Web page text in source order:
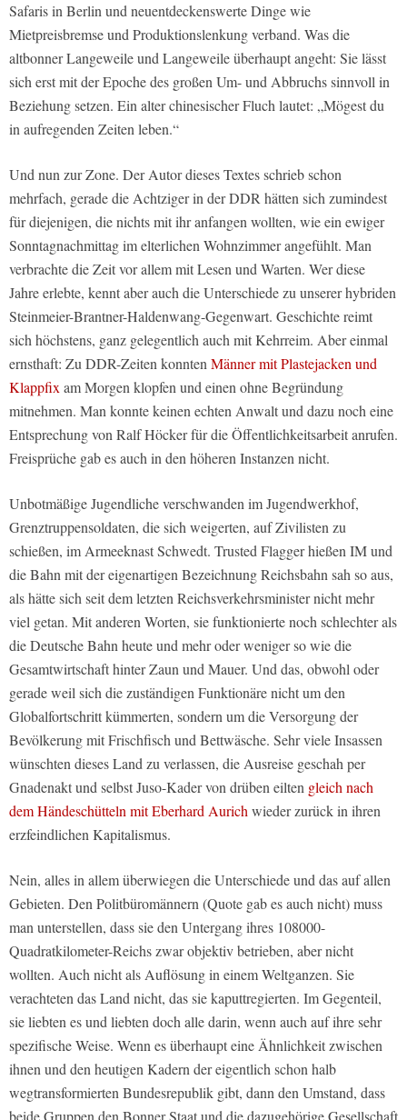
Safaris in Berlin und neuentdeckenswerte Dinge wie
Mietpreisbremse und Produktionslenkung verband. Was die
altbonner Langeweile und Langeweile überhaupt angeht: Sie lässt
sich erst mit der Epoche des großen Um- und Abbruchs sinnvoll in
Beziehung setzen. Ein alter chinesischer Fluch lautet: „Mögest du
in aufregenden Zeiten leben.“
Und nun zur Zone. Der Autor dieses Textes schrieb schon
mehrfach, gerade die Achtziger in der DDR hätten sich zumindest
für diejenigen, die nichts mit ihr anfangen wollten, wie ein ewiger
Sonntagnachmittag im elterlichen Wohnzimmer angefühlt. Man
verbrachte die Zeit vor allem mit Lesen und Warten. Wer diese
Jahre erlebte, kennt aber auch die Unterschiede zu unserer hybriden
Steinmeier-Brantner-Haldenwang-Gegenwart. Geschichte reimt
sich höchstens, ganz gelegentlich auch mit Kehrreim. Aber einmal
ernsthaft: Zu DDR-Zeiten konntenMänner mit Plastejacken und
Klappfixam Morgen klopfen und einen ohne Begründung
mitnehmen. Man konnte keinen echten Anwalt und dazu noch eine
Entsprechung von Ralf Höcker für die Öffentlichkeitsarbeit anrufen.
Freisprüche gab es auch in den höheren Instanzen nicht.
Unbotmäßige Jugendliche verschwanden im Jugendwerkhof,
Grenztruppensoldaten, die sich weigerten, auf Zivilisten zu
schießen, im Armeeknast Schwedt. Trusted Flagger hießen IM und
die Bahn mit der eigenartigen Bezeichnung Reichsbahn sah so aus,
als hätte sich seit dem letzten Reichsverkehrsminister nicht mehr
viel getan. Mit anderen Worten, sie funktionierte noch schlechter als
die Deutsche Bahn heute und mehr oder weniger so wie die
Gesamtwirtschaft hinter Zaun und Mauer. Und das, obwohl oder
gerade weil sich die zuständigen Funktionäre nicht um den
Globalfortschritt kümmerten, sondern um die Versorgung der
Bevölkerung mit Frischfisch und Bettwäsche. Sehr viele Insassen
wünschten dieses Land zu verlassen, die Ausreise geschah per
Gnadenakt und selbst Juso-Kader von drüben eilten gleich nach
dem Händeschütteln mit Eberhard Aurichwieder zurück in ihren
erzfeindlichen Kapitalismus.
Nein, alles in allem überwiegen die Unterschiede und das auf allen
Gebieten. Den Politbüromännern (Quote gab es auch nicht) muss
man unterstellen, dass sie den Untergang ihres 108000-
Quadratkilometer-Reichs zwar objektiv betrieben, aber nicht
wollten. Auch nicht als Auflösung in einem Weltganzen. Sie
verachteten das Land nicht, das sie kaputtregierten. Im Gegenteil,
sie liebten es und liebten doch alle darin, wenn auch auf ihre sehr
spezifische Weise. Wenn es überhaupt eine Ähnlichkeit zwischen
ihnen und den heutigen Kadern der eigentlich schon halb
wegtransformierten Bundesrepublik gibt, dann den Umstand, dass